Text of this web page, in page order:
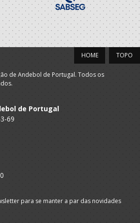
TOPO
HOME
de Andebol de Portugal. Todos os
de Portugal
69
para se manter a par das novidades